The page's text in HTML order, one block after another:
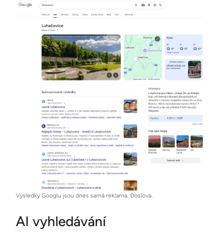
Výsledky Googlu jsou dnes samá reklama. Doslova.
AI vyhledávání